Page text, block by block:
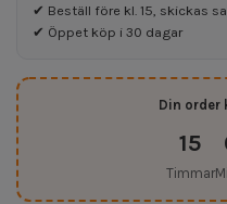
✔ Beställ före kl. 15, skickas
✔ Öppet köp i 30 dagar
Din order
15
Timmar